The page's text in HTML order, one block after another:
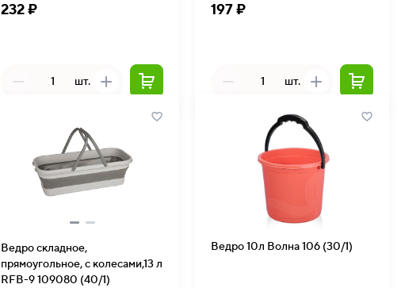
232 ₽
шт.
197 ₽
шт.
Ведро складное,
прямоугольное, с колесами,13 л
RFB-9 109080 (40/1)
Ведро 10л Волна 106 (30/1)